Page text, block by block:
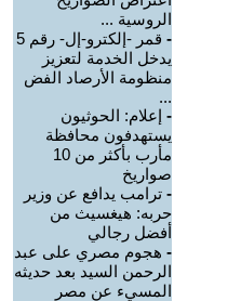
الروسية ...
-
قمر -إلكترو-إل- رقم 5
يدخل الخدمة لتعزيز
منظومة الأرصاد الفض
...
- إعلام: الحوثيون
يستهدفون محافظة
مأرب بأكثر من 10
صواريخ
- ترامب يدافع عن وزير
حربه: هيغسيث من
أفضل رجالي
- هجوم مصري على عبد
الرحمن السيد بعد حديثه
المسيء عن مصر